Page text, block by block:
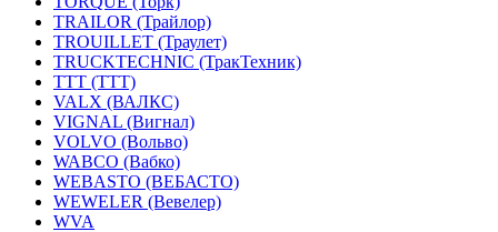
TRAILOR (Трайлор)
TROUILLET (Траулет)
TRUCKTECHNIC (ТракТехник)
TTT (ТТТ)
VALX (ВАЛКС)
VIGNAL (Вигнал)
VOLVO (Вольво)
WABCO (Вабко)
WEBASTO (ВЕБАСТО)
WEWELER (Вевелер)
WVA